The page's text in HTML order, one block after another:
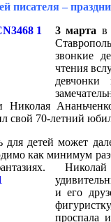
писателя –
3 марта в
звонкие
чтения
Николая
свой 70-летний
для детей может
как минимум
и его
проспала